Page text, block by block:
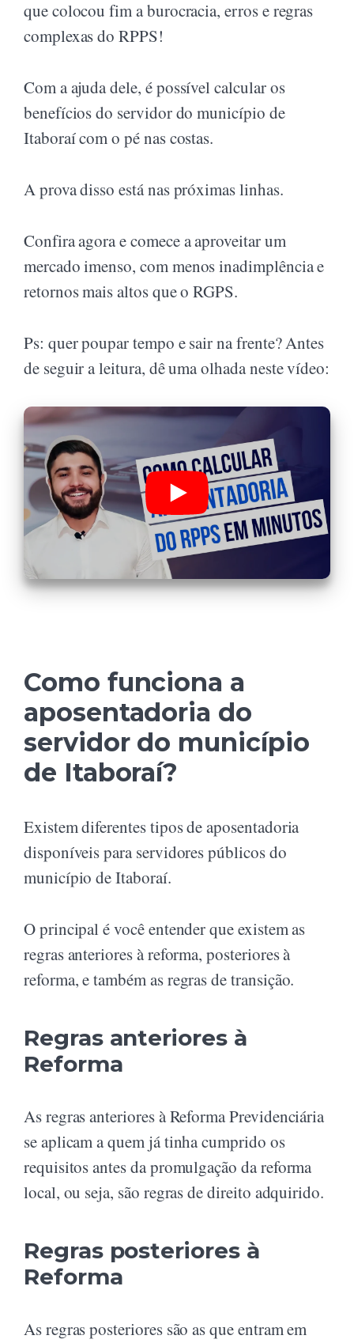
que colocou fim a burocracia, erros e regras
complexas do RPPS!
Com a ajuda dele, é possível calcular os
benefícios do servidor do município de
Itaboraí com o pé nas costas.
A prova disso está nas próximas linhas.
Confira agora e comece a aproveitar um
mercado imenso, com menos inadimplência e
retornos mais altos que o RGPS.
Ps: quer poupar tempo e sair na frente? Antes
de seguir a leitura, dê uma olhada neste vídeo:
Como funciona a
aposentadoria do
servidor do município
de Itaboraí?
Existem diferentes tipos de aposentadoria
disponíveis para servidores públicos do
município de Itaboraí.
O principal é você entender que existem as
regras anteriores à reforma, posteriores à
reforma, e também as regras de transição.
Regras anteriores à
Reforma
As regras anteriores à Reforma Previdenciária
se aplicam a quem já tinha cumprido os
requisitos antes da promulgação da reforma
local, ou seja, são regras de direito adquirido.
Regras posteriores à
Reforma
As regras posteriores são as que entram em